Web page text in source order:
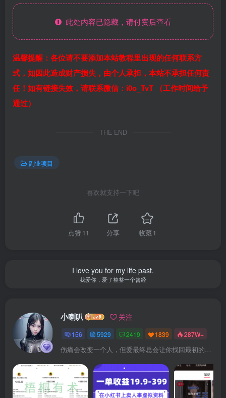
此处内容已隐藏，请付费后查看
温馨提醒：各位请不要添加本站教程里出现的任何联系方
式，如因此造成财产损失，由个人承担，本站不承担任何责
任！如有链接失效，请联系微信：i0o_TvT （工作时间给予
通过）
THE END
副业项目
喜欢就支持一下吧
点赞11 分享 收藏1
I love you for my life past.
我爱你，爱了整整一个曾经
小喇叭 关注
156 5929 2419 1839 287W+
伤痛会改变一个人，但爱最终总会让你找回最初的自己